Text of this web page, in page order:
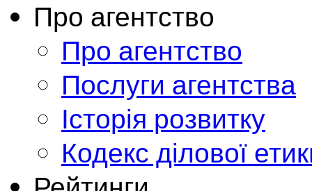
Про агентство
Про агентство
Послуги агентства
Історія розвитку
Кодекс ділової